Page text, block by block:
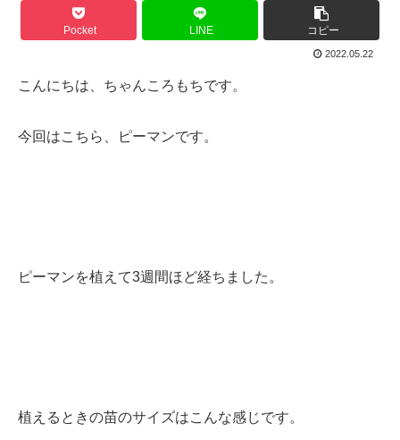
Pocket LINE コピー
2022.05.22
こんにちは、ちゃんころもちです。
今回はこちら、ピーマンです。
ピーマンを植えて3週間ほど経ちました。
植えるときの苗のサイズはこんな感じです。